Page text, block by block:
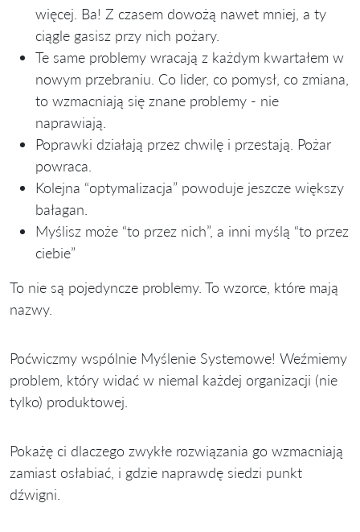
więcej. Ba! Z czasem dowożą nawet mniej, a ty
ciągle gasisz przy nich pożary.
Te same problemy wracają z każdym kwartałem w
nowym przebraniu. Co lider, co pomysł, co zmiana,
to wzmacniają się znane problemy - nie
naprawiają.
Poprawki działają przez chwilę i przestają. Pożar
powraca.
Kolejna “optymalizacja” powoduje jeszcze większy
bałagan.
Myślisz może “to przez nich”, a inni myślą “to przez
ciebie”
To nie są pojedyncze problemy. To wzorce, które mają
nazwy.
Poćwiczmy wspólnie Myślenie Systemowe! Weźmiemy
problem, który widać w niemal każdej organizacji (nie
tylko) produktowej.
Pokażę ci dlaczego zwykłe rozwiązania go wzmacniają
zamiast osłabiać, i gdzie naprawdę siedzi punkt
dźwigni.